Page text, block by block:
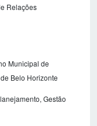
Relações
Municipal de
Belo Horizonte
Gestão